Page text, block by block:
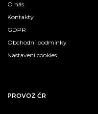
O nás
Kontakty
GDPR
Obchodní podmínky
Nastavení cookies
PROVOZ ČR